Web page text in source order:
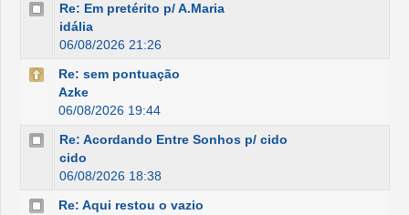
Re: Em pretérito p/ A.Maria
idália
06/08/2026 21:26
Re: sem pontuação
Azke
06/08/2026 19:44
Re: Acordando Entre Sonhos p/ cido
cido
06/08/2026 18:38
Re: Aqui restou o vazio